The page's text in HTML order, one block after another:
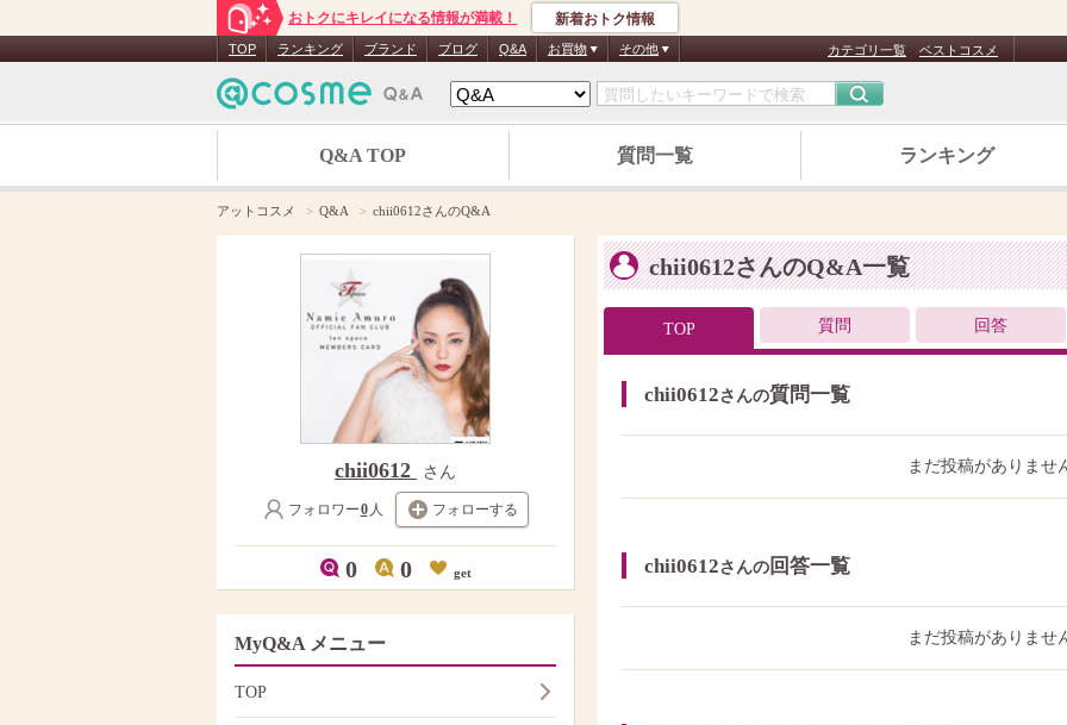
おトクにキレイになる情報が満載！ 新着おトク情報
TOP ランキング ブランド ブログ Q&A お買物 その他 カテゴリ一覧 ベストコスメ
Q&A TOP 質問一覧 ランキング
アットコスメ Q&A chii0612さんのQ&A
chii0612さんのQ&A一覧
TOP 質問 回答
chii0612さんの質問一覧
まだ投稿がありませ
chii0612さんの 回答一覧
まだ投稿がありませ
chii0612 さん
フォロワー0 人 フォローする
0 0 get
MyQ&A メニュー
TOP